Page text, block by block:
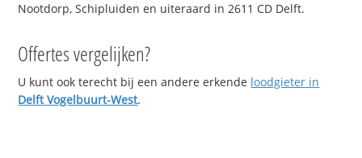
Nootdorp, Schipluiden en uiteraard in 2611 CD Delft.
Offertes vergelijken?
U kunt ook terecht bij een andere erkende loodgieter in
Delft Vogelbuurt-West.